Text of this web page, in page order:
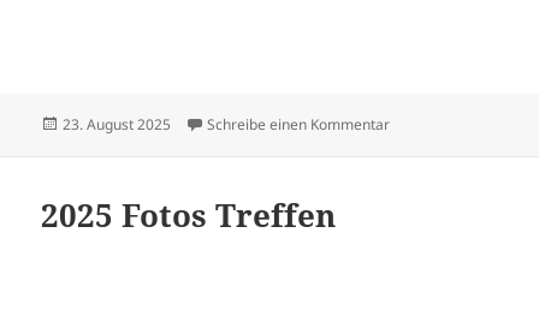
Veröffentlicht
23. August 2025 Schreibe einen Kommentarzu Sängerfest in
2025 Fotos Treffen